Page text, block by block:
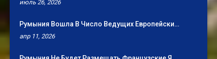
июль 26, 2026
Румыния Вошла В Число Ведущих Европейски…
апр 11, 2026